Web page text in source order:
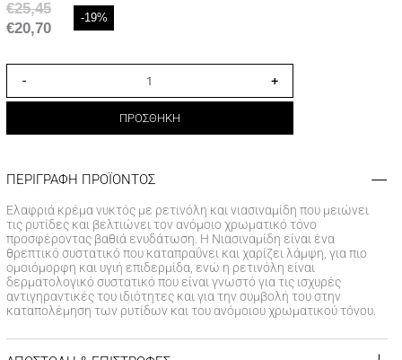
€25,45
€20,70
-19%
- +
ΠΡΟΣΘΗΚΗ
ΠΕΡΙΓΡΑΦΗ ΠΡΟΪΟΝΤΟΣ
Ελαφριά κρέμα νυκτός με ρετινόλη και νιασιναμίδη που μειώνει
τις ρυτίδες και βελτιώνει τον ανόμοιο χρωματικό τόνο
προσφέροντας βαθιά ενυδάτωση. Η Νιασιναμίδη είναι ένα
θρεπτικό συστατικό που καταπραΰνει και χαρίζει λάμψη, για πιο
ομοιόμορφη και υγιή επιδερμίδα, ενώ η ρετινόλη είναι
δερματολογικό συστατικό που είναι γνωστό για τις ισχυρές
αντιγηραντικές του ιδιότητες και για την συμβολή του στην
καταπολέμηση των ρυτίδων και του ανόμοιου χρωματικού τόνου.